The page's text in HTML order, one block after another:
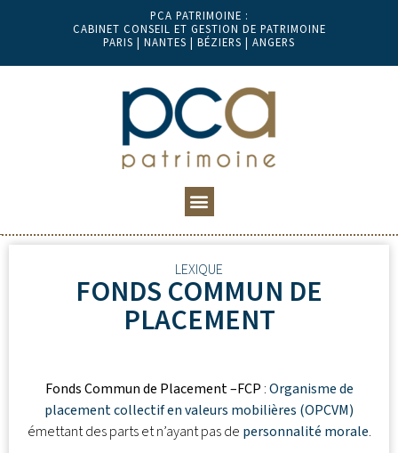
PCA PATRIMOINE :
CABINET CONSEIL ET GESTION DE PATRIMOINE
PARIS | NANTES | BÉZIERS | ANGERS
LEXIQUE
FONDS COMMUN DE
PLACEMENT
Fonds Commun de Placement –FCP :Organisme de
placement collectif en valeurs mobilières (OPCVM)
émettant des parts et n’ayant pas de personnalité morale.